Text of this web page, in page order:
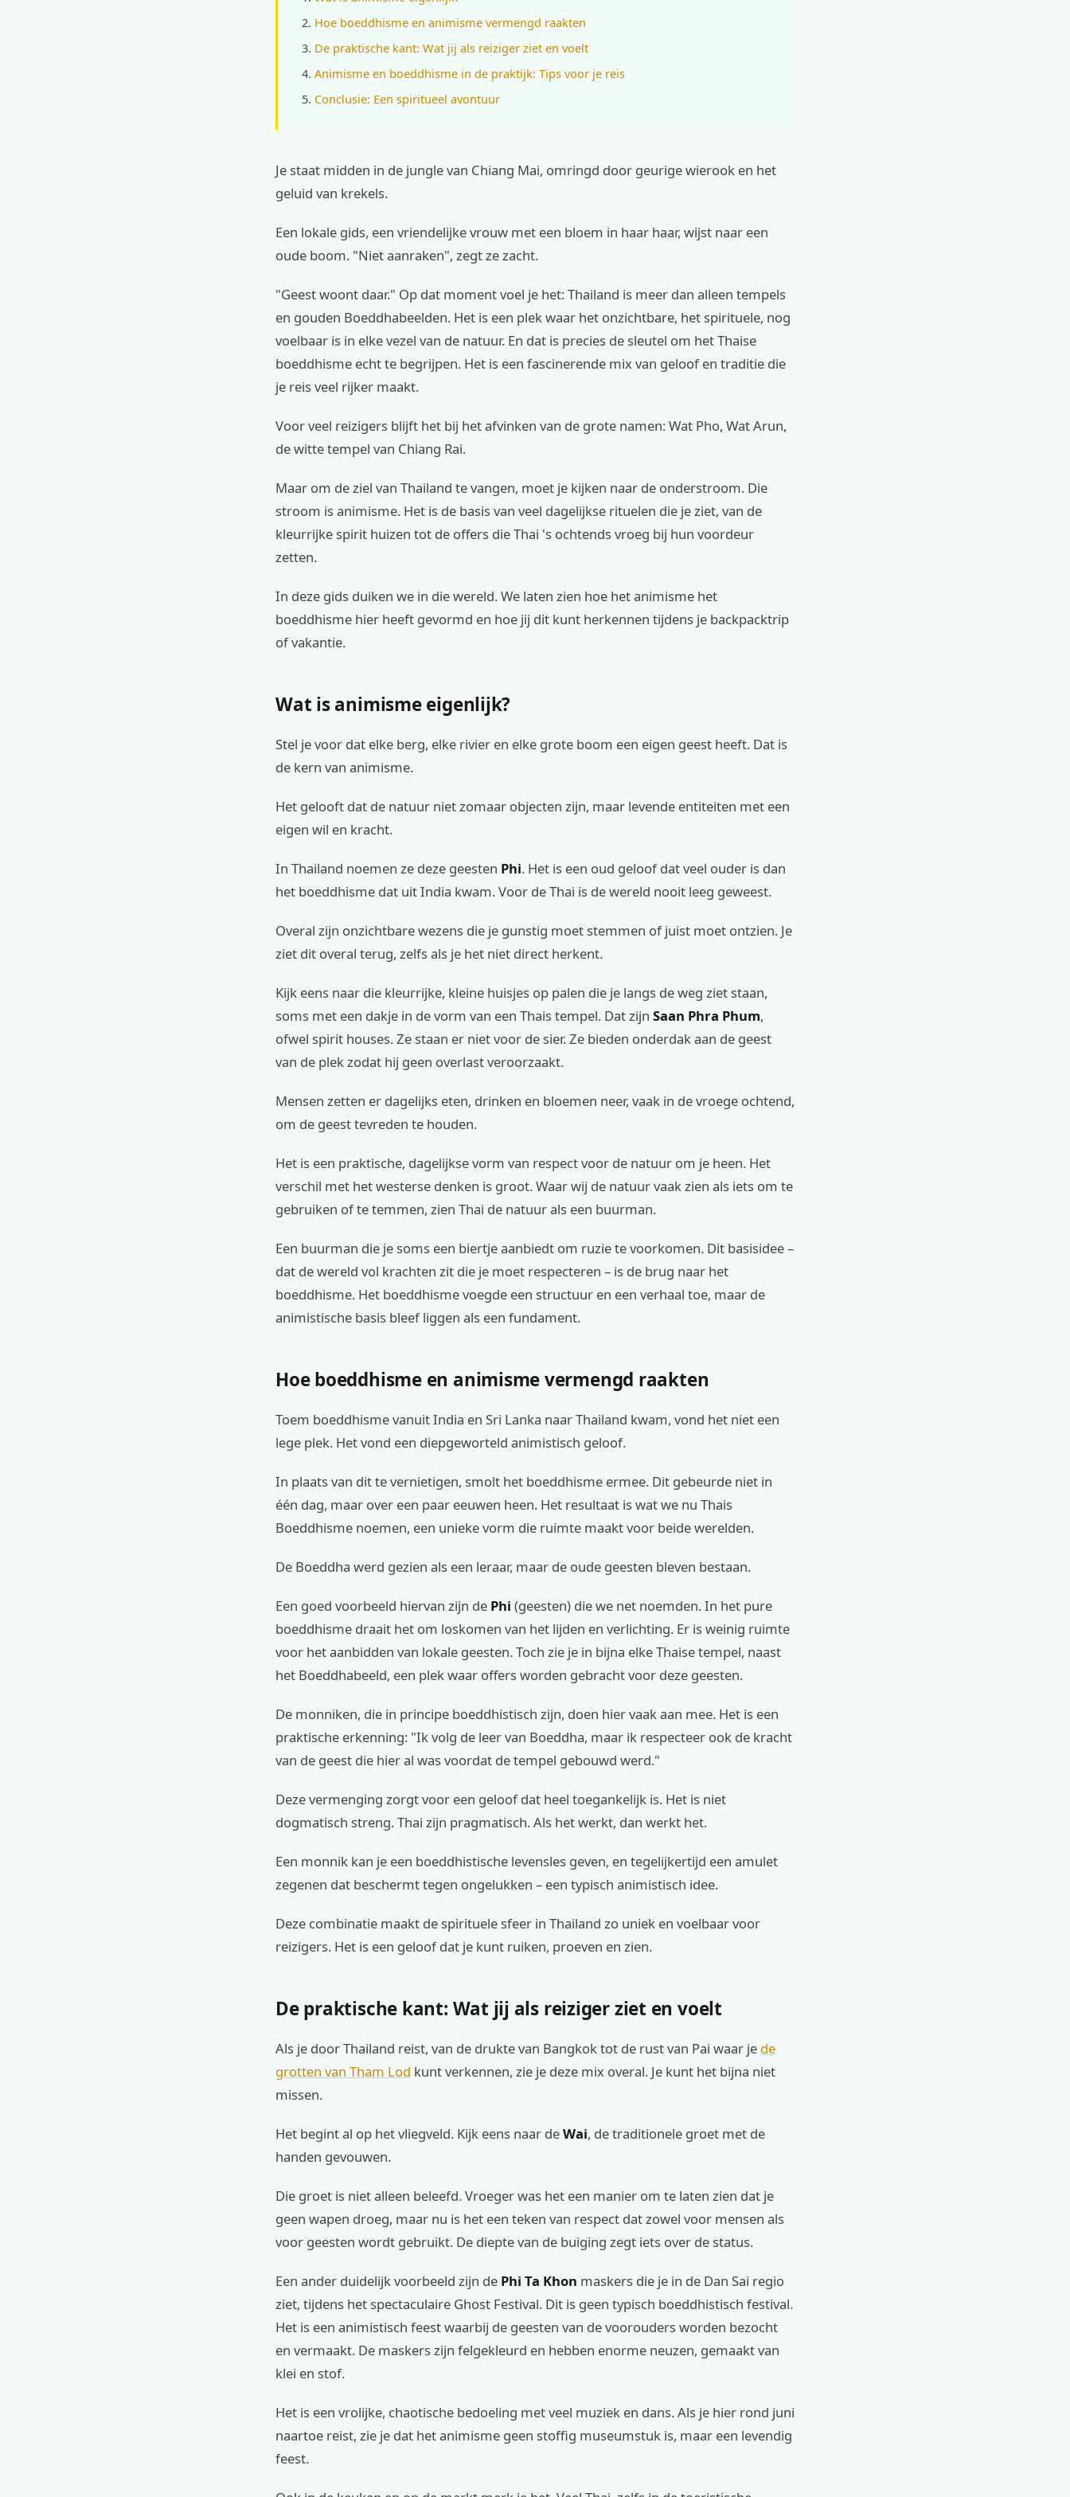
Hoe boeddhisme en animisme vermengd raakten
De praktische kant: Wat jij als reiziger ziet en voelt
Animisme en boeddhisme in de praktijk: Tips voor je reis
Conclusie: Een spiritueel avontuur
Je staat midden in de jungle van Chiang Mai, omringd door geurige wierook en het
geluid van krekels.
Een lokale gids, een vriendelijke vrouw met een bloem in haar haar, wijst naar een
oude boom. "Niet aanraken", zegt ze zacht.
"Geest woont daar." Op dat moment voel je het: Thailand is meer dan alleen tempels
en gouden Boeddhabeelden. Het is een plek waar het onzichtbare, het spirituele, nog
voelbaar is in elke vezel van de natuur. En dat is precies de sleutel om het Thaise
boeddhisme echt te begrijpen. Het is een fascinerende mix van geloof en traditie die
je reis veel rijker maakt.
Voor veel reizigers blijft het bij het afvinken van de grote namen: Wat Pho, Wat Arun,
de witte tempel van Chiang Rai.
Maar om de ziel van Thailand te vangen, moet je kijken naar de onderstroom. Die
stroom is animisme. Het is de basis van veel dagelijkse rituelen die je ziet, van de
kleurrijke spirit huizen tot de offers die Thai 's ochtends vroeg bij hun voordeur
zetten.
In deze gids duiken we in die wereld. We laten zien hoe het animisme het
boeddhisme hier heeft gevormd en hoe jij dit kunt herkennen tijdens je backpacktrip
of vakantie.
Wat is animisme eigenlijk?
Stel je voor dat elke berg, elke rivier en elke grote boom een eigen geest heeft. Dat is
de kern van animisme.
Het gelooft dat de natuur niet zomaar objecten zijn, maar levende entiteiten met een
eigen wil en kracht.
In Thailand noemen ze deze geesten Phi. Het is een oud geloof dat veel ouder is dan
het boeddhisme dat uit India kwam. Voor de Thai is de wereld nooit leeg geweest.
Overal zijn onzichtbare wezens die je gunstig moet stemmen of juist moet ontzien. Je
ziet dit overal terug, zelfs als je het niet direct herkent.
Kijk eens naar die kleurrijke, kleine huisjes op palen die je langs de weg ziet staan,
soms met een dakje in de vorm van een Thais tempel. Dat zijn Saan Phra Phum,
ofwel spirit houses. Ze staan er niet voor de sier. Ze bieden onderdak aan de geest
van de plek zodat hij geen overlast veroorzaakt.
Mensen zetten er dagelijks eten, drinken en bloemen neer, vaak in de vroege ochtend,
om de geest tevreden te houden.
Het is een praktische, dagelijkse vorm van respect voor de natuur om je heen. Het
verschil met het westerse denken is groot. Waar wij de natuur vaak zien als iets om te
gebruiken of te temmen, zien Thai de natuur als een buurman.
Een buurman die je soms een biertje aanbiedt om ruzie te voorkomen. Dit basisidee –
dat de wereld vol krachten zit die je moet respecteren – is de brug naar het
boeddhisme. Het boeddhisme voegde een structuur en een verhaal toe, maar de
animistische basis bleef liggen als een fundament.
Hoe boeddhisme en animisme vermengd raakten
Toem boeddhisme vanuit India en Sri Lanka naar Thailand kwam, vond het niet een
lege plek. Het vond een diepgeworteld animistisch geloof.
In plaats van dit te vernietigen, smolt het boeddhisme ermee. Dit gebeurde niet in
één dag, maar over een paar eeuwen heen. Het resultaat is wat we nu Thais
Boeddhisme noemen, een unieke vorm die ruimte maakt voor beide werelden.
De Boeddha werd gezien als een leraar, maar de oude geesten bleven bestaan.
Een goed voorbeeld hiervan zijn de Phi (geesten) die we net noemden. In het pure
boeddhisme draait het om loskomen van het lijden en verlichting. Er is weinig ruimte
voor het aanbidden van lokale geesten. Toch zie je in bijna elke Thaise tempel, naast
het Boeddhabeeld, een plek waar offers worden gebracht voor deze geesten.
De monniken, die in principe boeddhistisch zijn, doen hier vaak aan mee. Het is een
praktische erkenning: "Ik volg de leer van Boeddha, maar ik respecteer ook de kracht
van de geest die hier al was voordat de tempel gebouwd werd."
Deze vermenging zorgt voor een geloof dat heel toegankelijk is. Het is niet
dogmatisch streng. Thai zijn pragmatisch. Als het werkt, dan werkt het.
Een monnik kan je een boeddhistische levensles geven, en tegelijkertijd een amulet
zegenen dat beschermt tegen ongelukken – een typisch animistisch idee.
Deze combinatie maakt de spirituele sfeer in Thailand zo uniek en voelbaar voor
reizigers. Het is een geloof dat je kunt ruiken, proeven en zien.
De praktische kant: Wat jij als reiziger ziet en voelt
Als je door Thailand reist, van de drukte van Bangkok tot de rust van Pai waar je de
grotten van Tham Lod kunt verkennen, zie je deze mix overal. Je kunt het bijna niet
missen.
Het begint al op het vliegveld. Kijk eens naar deWai, de traditionele groet met de
handen gevouwen.
Die groet is niet alleen beleefd. Vroeger was het een manier om te laten zien dat je
geen wapen droeg, maar nu is het een teken van respect dat zowel voor mensen als
voor geesten wordt gebruikt. De diepte van de buiging zegt iets over de status.
Een ander duidelijk voorbeeld zijn de Phi Ta Khon maskers die je in de Dan Sai regio
ziet, tijdens het spectaculaire Ghost Festival. Dit is geen typisch boeddhistisch festival.
Het is een animistisch feest waarbij de geesten van de voorouders worden bezocht
en vermaakt. De maskers zijn felgekleurd en hebben enorme neuzen, gemaakt van
klei en stof.
Het is een vrolijke, chaotische bedoeling met veel muziek en dans. Als je hier rond juni
naartoe reist, zie je dat het animisme geen stoffig museumstuk is, maar een levendig
feest.